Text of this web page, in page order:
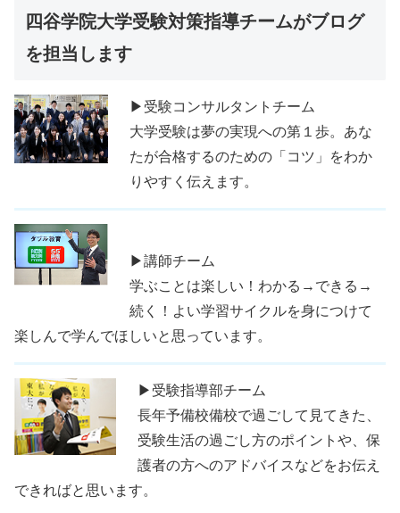
四谷学院大学受験対策指導チームがブログ
を担当します
▶受験コンサルタントチーム
大学受験は夢の実現への第１歩。あな
たが合格するのための「コツ」をわか
りやすく伝えます。
▶講師チーム
学ぶことは楽しい！わかる→できる→
続く！よい学習サイクルを身につけて
楽しんで学んでほしいと思っています。
▶受験指導部チーム
長年予備校備校で過ごして見てきた、
受験生活の過ごし方のポイントや、保
護者の方へのアドバイスなどをお伝え
できればと思います。